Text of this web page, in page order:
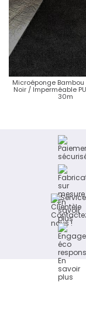
Microéponge
Noir / Imperméable
30m